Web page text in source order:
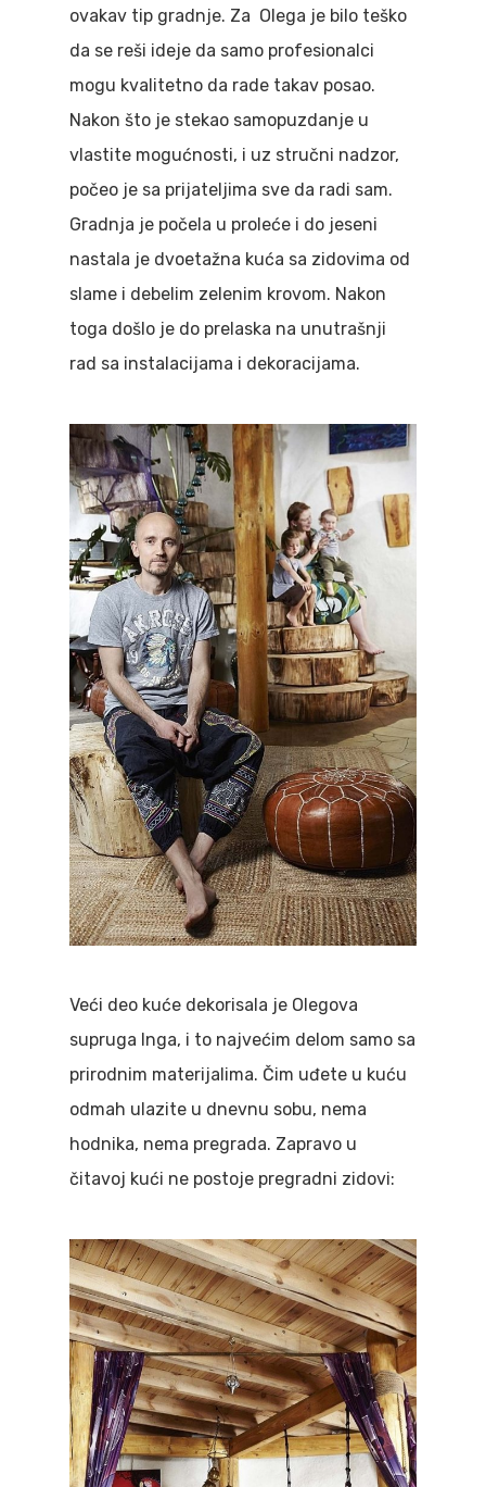
ovakav tip gradnje. Za Olega je bilo teško
da se reši ideje da samo profesionalci
mogu kvalitetno da rade takav posao.
Nakon što je stekao samopuzdanje u
vlastite mogućnosti, i uz stručni nadzor,
počeo je sa prijateljima sve da radi sam.
Gradnja je počela u proleće i do jeseni
nastala je dvoetažna kuća sa zidovima od
slame i debelim zelenim krovom. Nakon
toga došlo je do prelaska na unutrašnji
rad sa instalacijama i dekoracijama.
Veći deo kuće dekorisala je Olegova
supruga Inga, i to najvećim delom samo sa
prirodnim materijalima. Čim uđete u kuću
odmah ulazite u dnevnu sobu, nema
hodnika, nema pregrada. Zapravo u
čitavoj kući ne postoje pregradni zidovi: